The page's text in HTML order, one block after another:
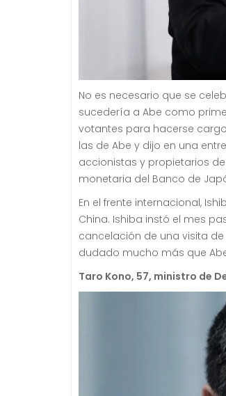
No es necesario que se
sucedería a Abe como
votantes para hacerse
las de Abe y dijo en una
accionistas y propietarios
monetaria del Banco de
En el frente internacional,
China. Ishiba instó el mes
cancelación de una visita
dudado mucho más que
Taro Kono, 57, ministro de